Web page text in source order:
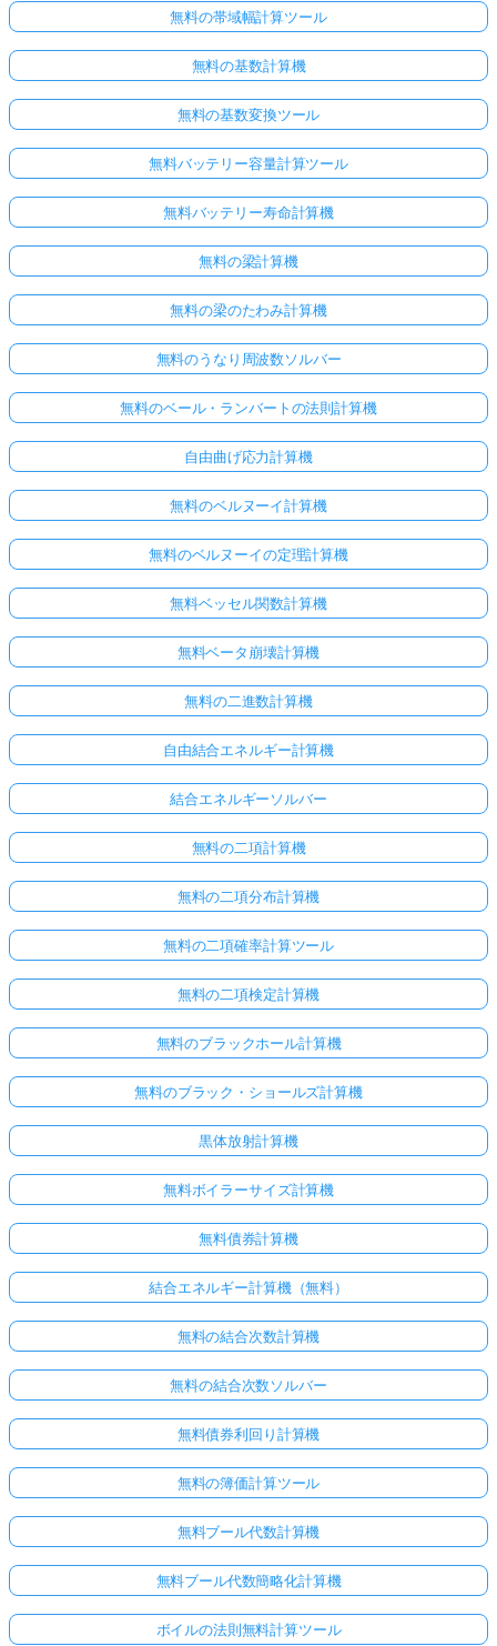
無料の帯域幅計算ツール
無料の基数計算機
無料の基数変換ツール
無料バッテリー容量計算ツール
無料バッテリー寿命計算機
無料の梁計算機
無料の梁のたわみ計算機
無料のうなり周波数ソルバー
無料のベール・ランバートの法則計算機
自由曲げ応力計算機
無料のベルヌーイ計算機
無料のベルヌーイの定理計算機
無料ベッセル関数計算機
無料ベータ崩壊計算機
無料の二進数計算機
自由結合エネルギー計算機
結合エネルギーソルバー
無料の二項計算機
無料の二項分布計算機
無料の二項確率計算ツール
無料の二項検定計算機
無料のブラックホール計算機
無料のブラック・ショールズ計算機
黒体放射計算機
無料ボイラーサイズ計算機
無料債券計算機
結合エネルギー計算機（無料）
無料の結合次数計算機
無料の結合次数ソルバー
無料債券利回り計算機
無料の簿価計算ツール
無料ブール代数計算機
無料ブール代数簡略化計算機
ボイルの法則無料計算ツール